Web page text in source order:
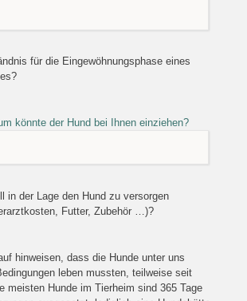
für die Eingewöhnungsphase eines
könnte der Hund bei Ihnen einziehen?
in der Lage den Hund zu versorgen
Futter, Zubehör …)?
hinweisen, dass die Hunde unter uns
leben mussten, teilweise seit
meisten Hunde im Tierheim sind 365 Tage